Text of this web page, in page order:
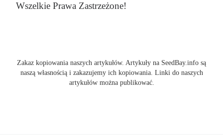
Wszelkie Prawa Zastrzeżone!
Zakaz kopiowania naszych artykułów. Artykuły na SeedBay.info są
naszą własnością i zakazujemy ich kopiowania. Linki do naszych
artykułów można publikować.